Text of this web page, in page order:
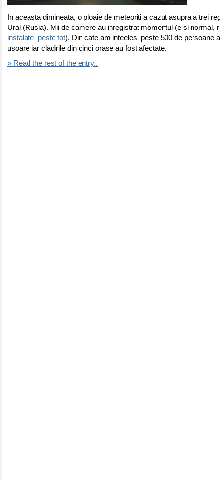
In aceasta dimineata, o ploaie de meteoriti a cazut asupra a trei
Ural (Rusia). Mii de camere au inregistrat momentul (e si normal,
instalate peste tot). Din cate am inteeles, peste 500 de persoane
usoare iar cladirile din cinci orase au fost afectate.
» Read the rest of the entry..